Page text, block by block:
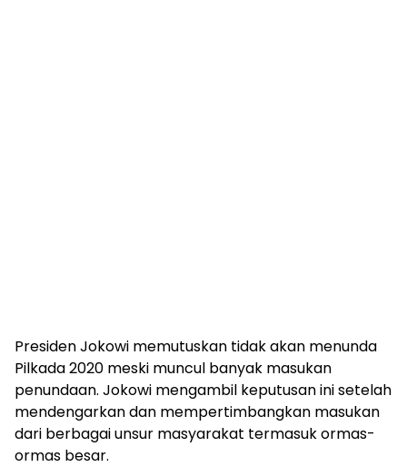
Presiden Jokowi memutuskan tidak akan menunda
Pilkada 2020 meski muncul banyak masukan
penundaan. Jokowi mengambil keputusan ini setelah
mendengarkan dan mempertimbangkan masukan
dari berbagai unsur masyarakat termasuk ormas-
ormas besar.